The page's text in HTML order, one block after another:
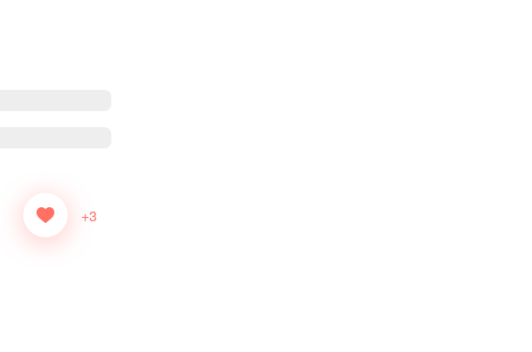
+3